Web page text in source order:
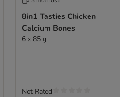
8in1 Tasties Chicken
Calcium Bones
6 x 85 g
Not Rated